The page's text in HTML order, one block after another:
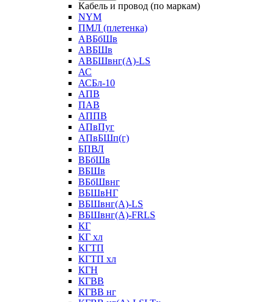
Кабель и провод (по маркам)
NYM
ПМЛ (плетенка)
АВБбШв
АВБШв
АВБШвнг(А)-LS
АС
АСБл-10
АПВ
ПАВ
АППВ
АПвПуг
АПвБШп(г)
БПВЛ
ВБбШв
ВБШв
ВБбШвнг
ВБШвНГ
ВБШвнг(А)-LS
ВБШвнг(А)-FRLS
КГ
КГ хл
КГТП
КГТП хл
КГН
КГВВ
КГВВ нг